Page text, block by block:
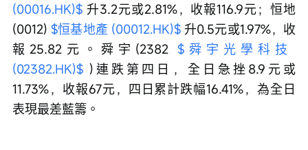
(00016.HK)$ 升3.2元或2.81%，收報116.9元；恒地
(0012) $恒基地產 (00012.HK)$ 升0.5元或1.97%，收
報25.82元。舜宇(2382 $舜宇光學科技
(02382.HK)$ )連跌第四日，全日急挫8.9元或
11.73%，收報67元，四日累計跌幅16.41%，為全日
表現最差藍籌。